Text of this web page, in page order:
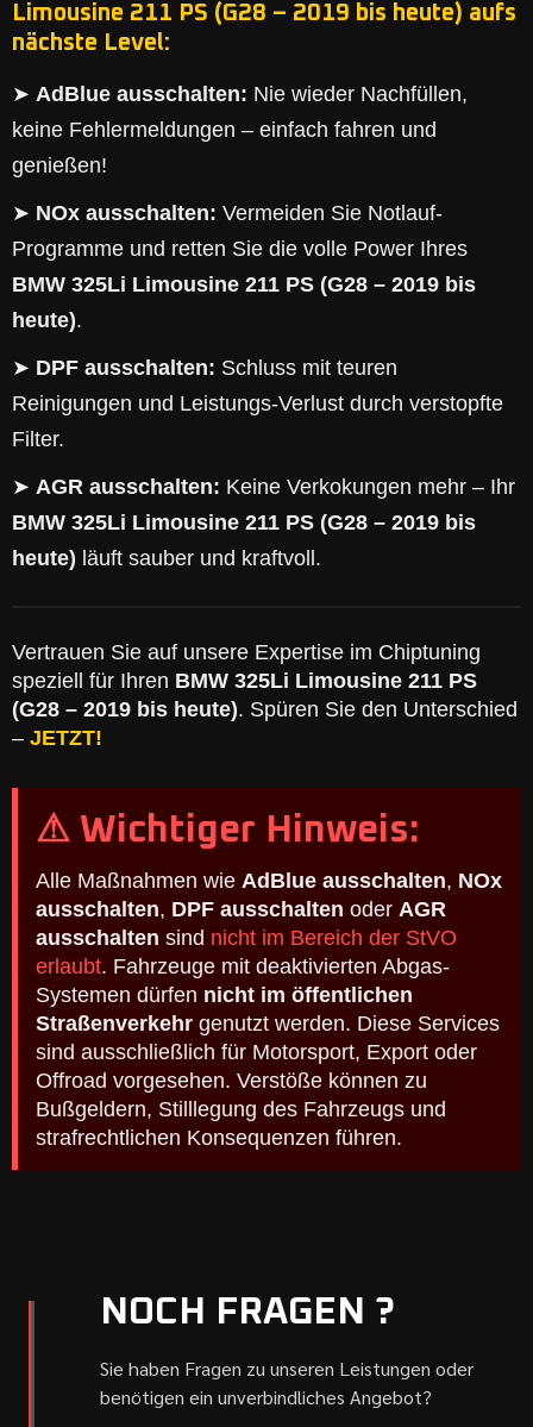
Limousine 211 PS (G28 – 2019 bis heute) aufs
nächste Level:
➤ AdBlue ausschalten: Nie wieder Nachfüllen,
keine Fehlermeldungen – einfach fahren und
genießen!
➤ NOx ausschalten: Vermeiden Sie Notlauf-
Programme und retten Sie die volle Power Ihres
BMW 325Li Limousine 211 PS (G28 – 2019 bis
heute).
➤ DPF ausschalten: Schluss mit teuren
Reinigungen und Leistungs-Verlust durch verstopfte
Filter.
➤ AGR ausschalten: Keine Verkokungen mehr – Ihr
BMW 325Li Limousine 211 PS (G28 – 2019 bis
heute) läuft sauber und kraftvoll.
Vertrauen Sie auf unsere Expertise im Chiptuning
speziell für Ihren BMW 325Li Limousine 211 PS
(G28 – 2019 bis heute). Spüren Sie den Unterschied
– JETZT!
⚠ Wichtiger Hinweis:
Alle Maßnahmen wie AdBlue ausschalten, NOx
ausschalten, DPF ausschalten oder AGR
ausschalten sind nicht im Bereich der StVO
erlaubt. Fahrzeuge mit deaktivierten Abgas-
Systemen dürfen nicht im öffentlichen
Straßenverkehr genutzt werden. Diese Services
sind ausschließlich für Motorsport, Export oder
Offroad vorgesehen. Verstöße können zu
Bußgeldern, Stilllegung des Fahrzeugs und
strafrechtlichen Konsequenzen führen.
NOCH FRAGEN ?
Sie haben Fragen zu unseren Leistungen oder
benötigen ein unverbindliches Angebot?